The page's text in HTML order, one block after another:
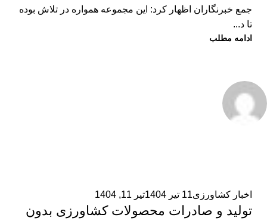
جمع خبرنگاران اظهار کرد: این مجموعه همواره در تلاش بوده
تا د...
ادامه مطلب
اخبار کشاورزی11 تیر 1404 تیر 11, 1404
تولید و صادرات محصولات کشاورزی بدون